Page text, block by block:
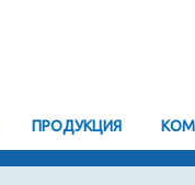
ПРОДУКЦИЯ